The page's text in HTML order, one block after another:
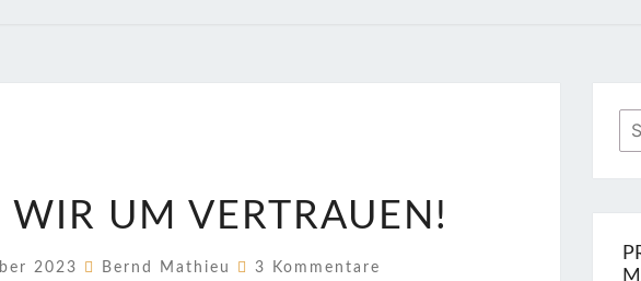
WIR
WIR UM VERTRAUEN!
2023 Bernd Mathieu Kommentare
3 Kommentare